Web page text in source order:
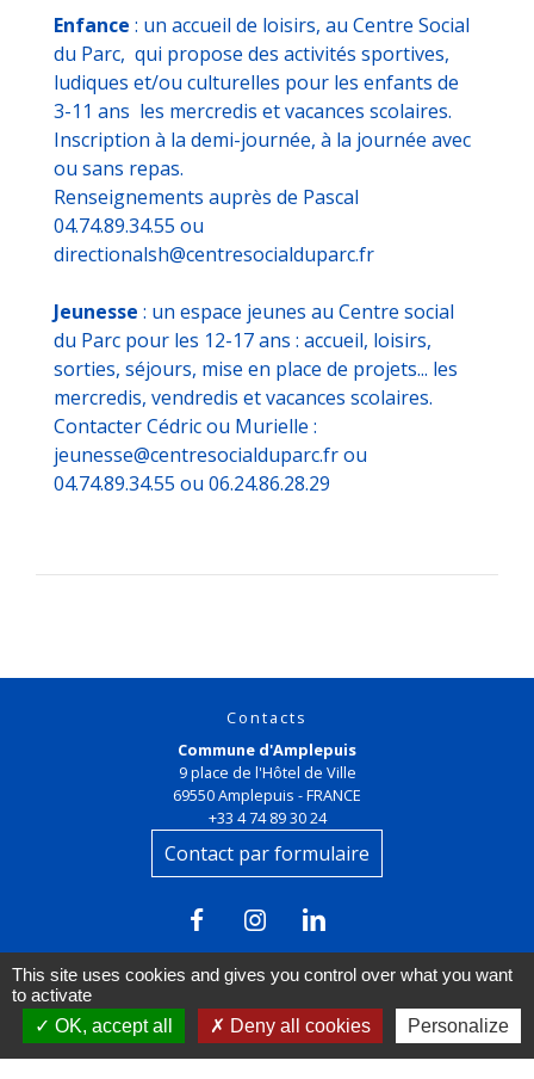
Enfance : un accueil de loisirs, au Centre Social
du Parc, qui propose des activités sportives,
ludiques et/ou culturelles pour les enfants de
3-11 ans les mercredis et vacances scolaires.
Inscription à la demi-journée, à la journée avec
ou sans repas.
Renseignements auprès de Pascal
04.74.89.34.55 ou
directionalsh@centresocialduparc.fr
Jeunesse : un espace jeunes au Centre social
du Parc pour les 12-17 ans : accueil, loisirs,
sorties, séjours, mise en place de projets... les
mercredis, vendredis et vacances scolaires.
Contacter Cédric ou Murielle :
jeunesse@centresocialduparc.fr ou
04.74.89.34.55 ou 06.24.86.28.29
Contacts
Commune d'Amplepuis
9 place de l'Hôtel de Ville
69550 Amplepuis - FRANCE
+33 4 74 89 30 24
Contact par formulaire
This site uses cookies and gives you control over what you want
to activate
OK, accept all
Deny all cookies Personalize